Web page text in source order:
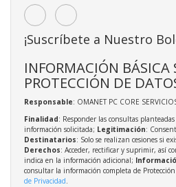
¡Suscríbete a Nuestro
INFORMACIÓN BÁSICA
PROTECCIÓN DE
Responsable: OMANET PC CORE
Finalidad: Responder las consultas
información solicitada; Legitimación:
Destinatarios: Solo se realizan cesiones si
Derechos: Acceder, rectificar y suprimir, así
indica en la información adicional;
consultar la información completa de
de Privacidad.